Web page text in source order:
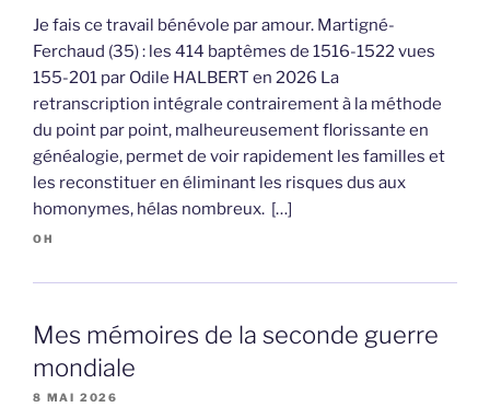
Je fais ce travail bénévole par amour. Martigné-
Ferchaud (35) : les 414 baptêmes de 1516-1522 vues
155-201 par Odile HALBERT en 2026 La
retranscription intégrale contrairement à la méthode
du point par point, malheureusement florissante en
généalogie, permet de voir rapidement les familles et
les reconstituer en éliminant les risques dus aux
homonymes, hélas nombreux. […]
OH
Mes mémoires de la seconde guerre
mondiale
8 MAI 2026